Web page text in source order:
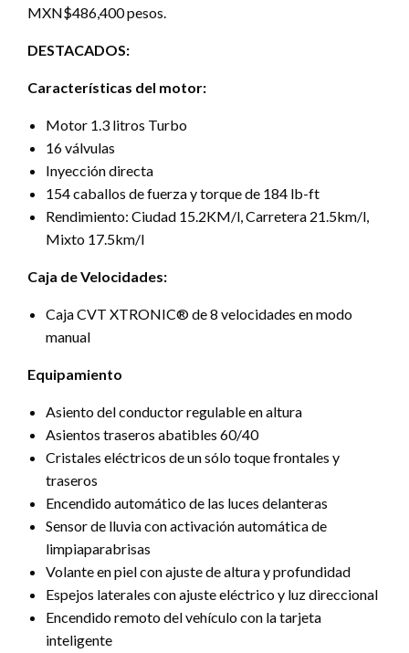
MXN$486,400 pesos.
DESTACADOS:
Características del motor:
Motor 1.3 litros Turbo
16 válvulas
Inyección directa
154 caballos de fuerza y torque de 184 lb-ft
Rendimiento: Ciudad 15.2KM/l, Carretera 21.5km/l,
Mixto 17.5km/l
Caja de Velocidades:
Caja CVT XTRONIC® de 8 velocidades en modo
manual
Equipamiento
Asiento del conductor regulable en altura
Asientos traseros abatibles 60/40
Cristales eléctricos de un sólo toque frontales y
traseros
Encendido automático de las luces delanteras
Sensor de lluvia con activación automática de
limpiaparabrisas
Volante en piel con ajuste de altura y profundidad
Espejos laterales con ajuste eléctrico y luz direccional
Encendido remoto del vehículo con la tarjeta
inteligente